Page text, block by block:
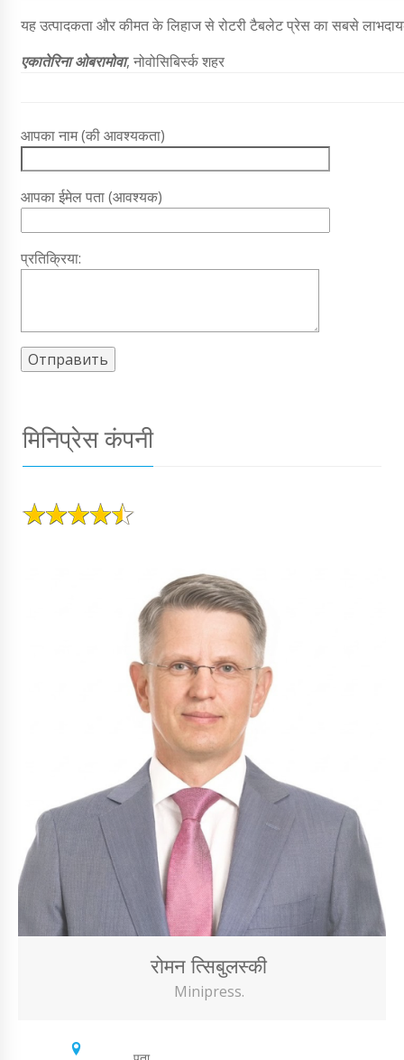
यह उत्पादकता और कीमत के लिहाज से रोटरी टैबलेट प्रेस का सबसे
एकातेरिना ओबरामोवा, नोवोसिबिर्स्क शहर
आपका नाम (की आवश्यकता)
आपका ईमेल पता (आवश्यक)
प्रतिक्रिया:
मिनिप्रेस कंपनी
रोमन त्सिबुलस्की
Minipress.